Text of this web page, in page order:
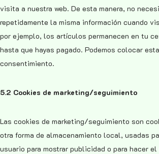
visita a nuestra web. De esta manera, no
repetidamente la misma información cuando
por ejemplo, los artículos permanecen en tu
hasta que hayas pagado. Podemos colocar
consentimiento.
5.2 Cookies de marketing/seguimiento
Las cookies de marketing/seguimiento son
otra forma de almacenamiento local, usadas
usuario para mostrar publicidad o para hacer